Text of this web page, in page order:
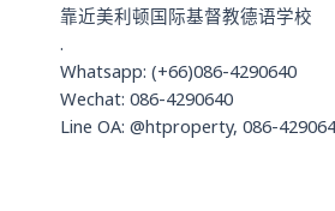
靠近美利顿国际基督教德语学校
.
Whatsapp: (+66)086-4290640
Wechat: 086-4290640
Line OA: @htproperty, 086-